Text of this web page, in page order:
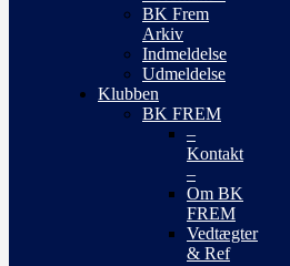
BK Frem
Arkiv
Indmeldelse
Udmeldelse
Klubben
BK FREM
–
Kontakt
–
Om BK
FREM
Vedtægter
& Ref